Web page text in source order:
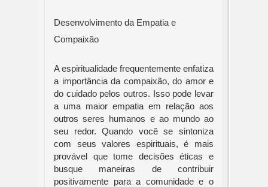
Desenvolvimento da Empatia e
Compaixão
A espiritualidade frequentemente enfatiza
a importância da compaixão, do amor e
do cuidado pelos outros. Isso pode levar
a uma maior empatia em relação aos
outros seres humanos e ao mundo ao
seu redor. Quando você se sintoniza
com seus valores espirituais, é mais
provável que tome decisões éticas e
busque maneiras de contribuir
positivamente para a comunidade e o